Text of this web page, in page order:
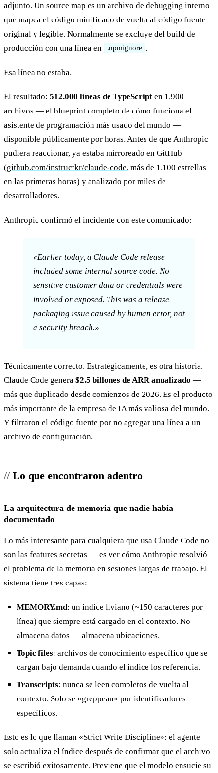
adjunto. Un source map es un archivo de debugging interno
que mapea el código minificado de vuelta al código fuente
original y legible. Normalmente se excluye del build de
producción con una línea en
.npmignore .
Esa línea no estaba.
El resultado: 512.000 líneas de TypeScript en 1.900
archivos — el blueprint completo de cómo funciona el
asistente de programación más usado del mundo —
disponible públicamente por horas. Antes de que Anthropic
pudiera reaccionar, ya estaba mirroreado en GitHub
(github.com/instructkr/claude-code, más de 1.100 estrellas
en las primeras horas) y analizado por miles de
desarrolladores.
Anthropic confirmó el incidente con este comunicado:
«Earlier today, a Claude Code release
included some internal source code. No
sensitive customer data or credentials were
involved or exposed. This was a release
packaging issue caused by human error, not
a security breach.»
Técnicamente correcto. Estratégicamente, es otra historia.
Claude Code genera $2.5 billones de ARR anualizado —
más que duplicado desde comienzos de 2026. Es el producto
más importante de la empresa de IA más valiosa del mundo.
Y filtraron el código fuente por no agregar una línea a un
archivo de configuración.
Lo que encontraron adentro
La arquitectura de memoria que nadie había
documentado
Lo más interesante para cualquiera que usa Claude Code no
son las features secretas — es ver cómo Anthropic resolvió
el problema de la memoria en sesiones largas de trabajo. El
sistema tiene tres capas:
MEMORY.md: un índice liviano (~150 caracteres por
línea) que siempre está cargado en el contexto. No
almacena datos — almacena ubicaciones.
Topic files: archivos de conocimiento específico que se
cargan bajo demanda cuando el índice los referencia.
Transcripts: nunca se leen completos de vuelta al
contexto. Solo se «greppean» por identificadores
específicos.
Esto es lo que llaman «Strict Write Discipline»: el agente
solo actualiza el índice después de confirmar que el archivo
se escribió exitosamente. Previene que el modelo ensucie su